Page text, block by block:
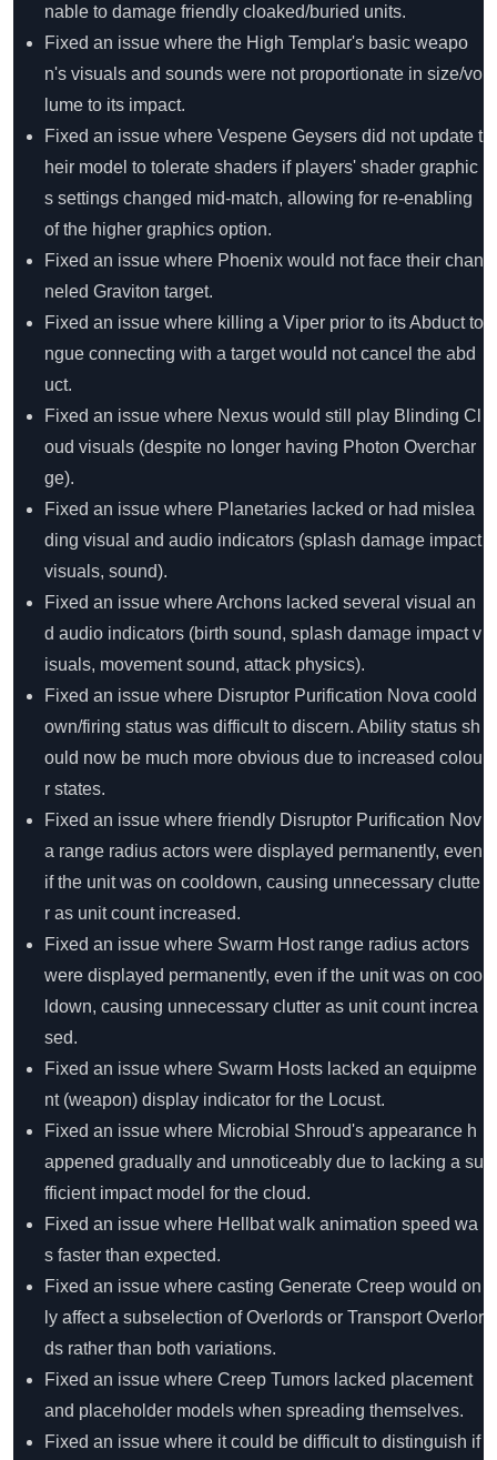
nable to damage friendly cloaked/buried units.
Fixed an issue where the High Templar's basic weapo
n's visuals and sounds were not proportionate in size/vo
lume to its impact.
Fixed an issue where Vespene Geysers did not update t
heir model to tolerate shaders if players' shader graphic
s settings changed mid-match, allowing for re-enabling
of the higher graphics option.
Fixed an issue where Phoenix would not face their chan
neled Graviton target.
Fixed an issue where killing a Viper prior to its Abduct to
ngue connecting with a target would not cancel the abd
uct.
Fixed an issue where Nexus would still play Blinding Cl
oud visuals (despite no longer having Photon Overchar
ge).
Fixed an issue where Planetaries lacked or had mislea
ding visual and audio indicators (splash damage impact
visuals, sound).
Fixed an issue where Archons lacked several visual an
d audio indicators (birth sound, splash damage impact v
isuals, movement sound, attack physics).
Fixed an issue where Disruptor Purification Nova coold
own/firing status was difficult to discern. Ability status sh
ould now be much more obvious due to increased colou
r states.
Fixed an issue where friendly Disruptor Purification Nov
a range radius actors were displayed permanently, even
if the unit was on cooldown, causing unnecessary clutte
r as unit count increased.
Fixed an issue where Swarm Host range radius actors
were displayed permanently, even if the unit was on coo
ldown, causing unnecessary clutter as unit count increa
sed.
Fixed an issue where Swarm Hosts lacked an equipme
nt (weapon) display indicator for the Locust.
Fixed an issue where Microbial Shroud's appearance h
appened gradually and unnoticeably due to lacking a su
fficient impact model for the cloud.
Fixed an issue where Hellbat walk animation speed wa
s faster than expected.
Fixed an issue where casting Generate Creep would on
ly affect a subselection of Overlords or Transport Overlor
ds rather than both variations.
Fixed an issue where Creep Tumors lacked placement
and placeholder models when spreading themselves.
Fixed an issue where it could be difficult to distinguish if